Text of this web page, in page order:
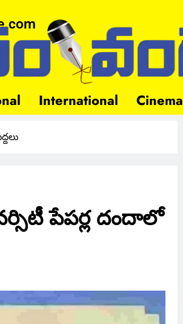
International Cinema
పేపర్ల దందాలో